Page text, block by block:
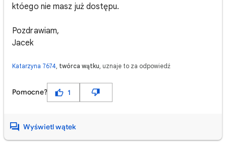
któego nie masz już dostępu.
Pozdrawiam,
Jacek
Katarzyna 7674, twórca wątku, uznaje to za odpowiedź
Pomocne? 1
Wyświetl wątek